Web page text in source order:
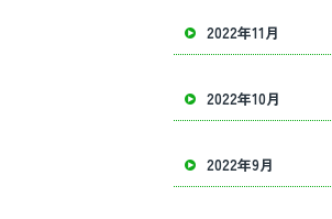
2022年11月
2022年10月
2022年9月